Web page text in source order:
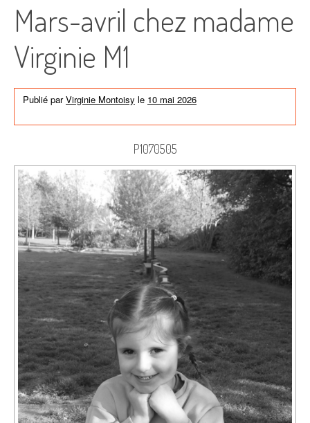
Mars-avril chez madame
Virginie M1
Publié parVirginie Montoisy le 10 mai 2026
P1070505